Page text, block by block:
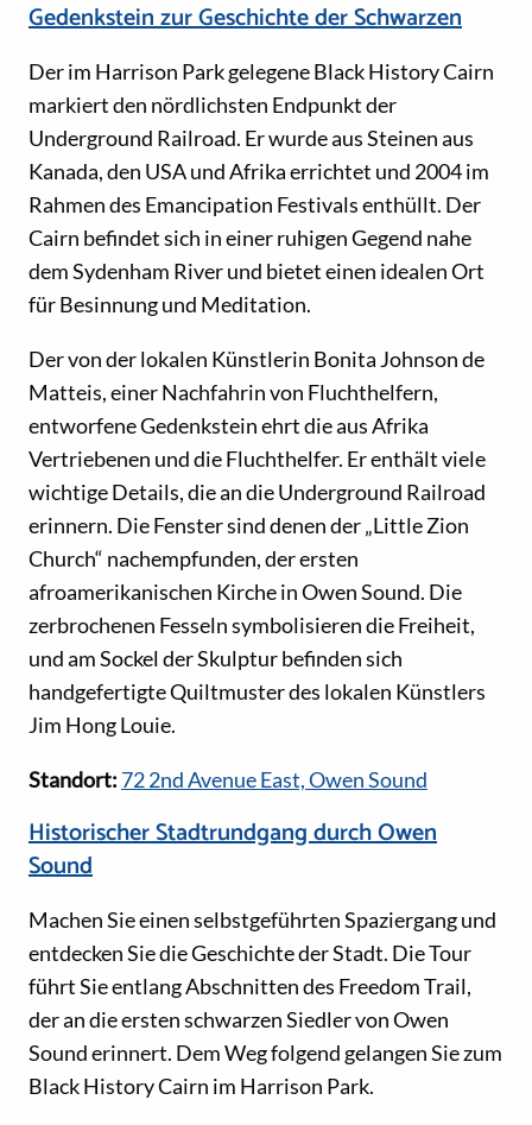
Gedenkstein zur Geschichte der Schwarzen
Der im Harrison Park gelegene Black History Cairn
markiert den nördlichsten Endpunkt der
Underground Railroad. Er wurde aus Steinen aus
Kanada, den USA und Afrika errichtet und 2004 im
Rahmen des Emancipation Festivals enthüllt. Der
Cairn befindet sich in einer ruhigen Gegend nahe
dem Sydenham River und bietet einen idealen Ort
für Besinnung und Meditation.
Der von der lokalen Künstlerin Bonita Johnson de
Matteis, einer Nachfahrin von Fluchthelfern,
entworfene Gedenkstein ehrt die aus Afrika
Vertriebenen und die Fluchthelfer. Er enthält viele
wichtige Details, die an die Underground Railroad
erinnern. Die Fenster sind denen der „Little Zion
Church“ nachempfunden, der ersten
afroamerikanischen Kirche in Owen Sound. Die
zerbrochenen Fesseln symbolisieren die Freiheit,
und am Sockel der Skulptur befinden sich
handgefertigte Quiltmuster des lokalen Künstlers
Jim Hong Louie.
Standort: 72 2nd Avenue East, Owen Sound
Historischer Stadtrundgang durch Owen
Sound
Machen Sie einen selbstgeführten Spaziergang und
entdecken Sie die Geschichte der Stadt. Die Tour
führt Sie entlang Abschnitten des Freedom Trail,
der an die ersten schwarzen Siedler von Owen
Sound erinnert. Dem Weg folgend gelangen Sie zum
Black History Cairn im Harrison Park.